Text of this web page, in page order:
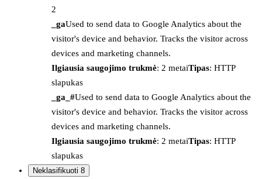
2
_gaUsed to send data to Google Analytics about the
visitor's device and behavior. Tracks the visitor across
devices and marketing channels.
Ilgiausia saugojimo trukmė: 2 metaiTipas: HTTP
slapukas
_ga_#Used to send data to Google Analytics about the
visitor's device and behavior. Tracks the visitor across
devices and marketing channels.
Ilgiausia saugojimo trukmė: 2 metaiTipas: HTTP
slapukas
Neklasifikuoti 8